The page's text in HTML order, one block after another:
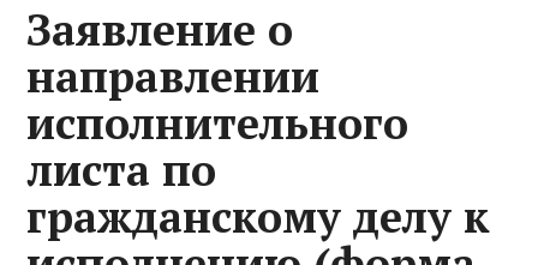
Заявление о
направлении
исполнительного
листа по
гражданскому делу к